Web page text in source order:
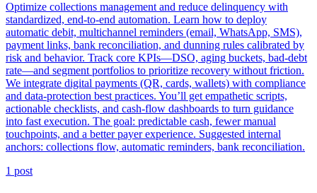
Optimize collections management and reduce delinquency with
standardized, end-to-end automation. Learn how to deploy
automatic debit, multichannel reminders (email, WhatsApp, SMS),
payment links, bank reconciliation, and dunning rules calibrated by
risk and behavior. Track core KPIs—DSO, aging buckets, bad-debt
rate—and segment portfolios to prioritize recovery without friction.
We integrate digital payments (QR, cards, wallets) with compliance
and data-protection best practices. You’ll get empathetic scripts,
actionable checklists, and cash-flow dashboards to turn guidance
into fast execution. The goal: predictable cash, fewer manual
touchpoints, and a better payer experience. Suggested internal
anchors: collections flow, automatic reminders, bank reconciliation.
1 post